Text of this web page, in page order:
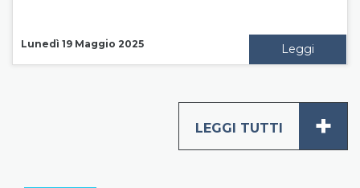
Lunedì 19 Maggio 2025 Leggi
LEGGI TUTTI +